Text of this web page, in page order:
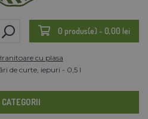
0 produs(e) - 0,00 lei
cu plasa
de curte, iepuri - 0,5 l
CATEGORII